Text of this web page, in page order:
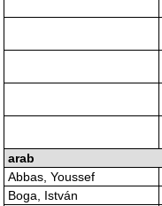
arab
Abbas, Youssef
Boga, István